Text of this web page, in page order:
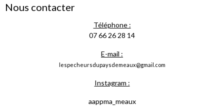
Nous contacter
Téléphone :
07 66 26 28 14
E-mail :
lespecheursdupaysdemeaux@gmail.com
Instagram :
aappma_meaux